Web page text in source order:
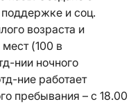
и соц.
возраста и
мест (100 в
нии ночного
ние работает
пребывания – с 18.00